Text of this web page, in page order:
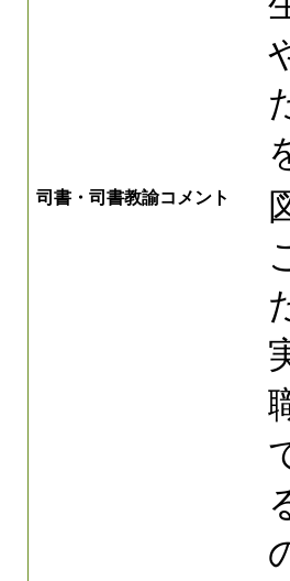
司書・司書教諭コメント